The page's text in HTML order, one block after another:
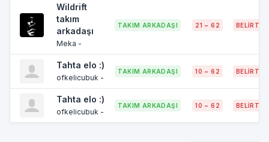
Wildrift
takım
arkadaşı
Meka -
TAKIM ARKADAŞI 21 ~ 62
Tahta elo :)
ofkelicubuk -
TAKIM ARKADAŞI 10 ~ 62
Tahta elo :)
ofkelicubuk -
TAKIM ARKADAŞI 10 ~ 62